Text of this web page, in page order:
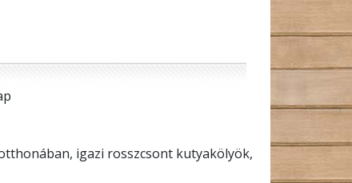
igazi rosszcsont kutyakölyök,